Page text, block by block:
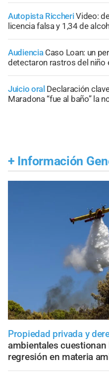
Autopista RiccheriVideo:
licencia falsa y 1,34 de
Audiencia Caso Loan: un
detectaron rastros del niño
Juicio oral Declaración
Maradona “fue al baño” la
+ Información
Propiedad privada y
ambientales
regresión en materia